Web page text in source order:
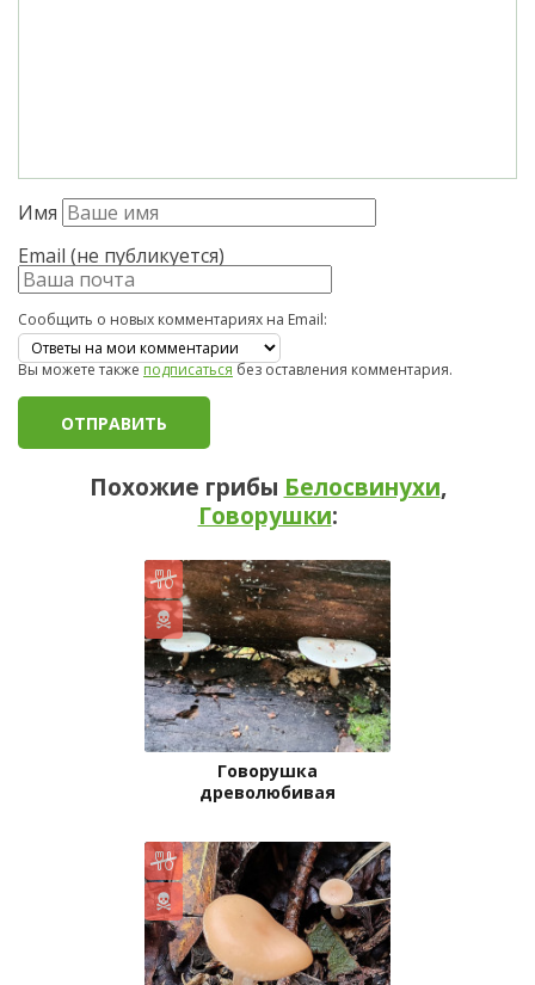
Имя
Email (не публикуется)
Сообщить о новых комментариях на Email:
Вы можете такжеподписатьсябез оставления комментария.
Похожие грибы Белосвинухи,
Говорушки:
Говорушка
древолюбивая